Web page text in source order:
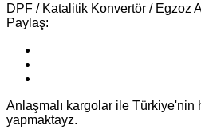
DPF / Katalitik Konvertör / Egzoz
Paylaş:
Anlaşmalı kargolar ile Türkiye'nin
yapmaktayz.